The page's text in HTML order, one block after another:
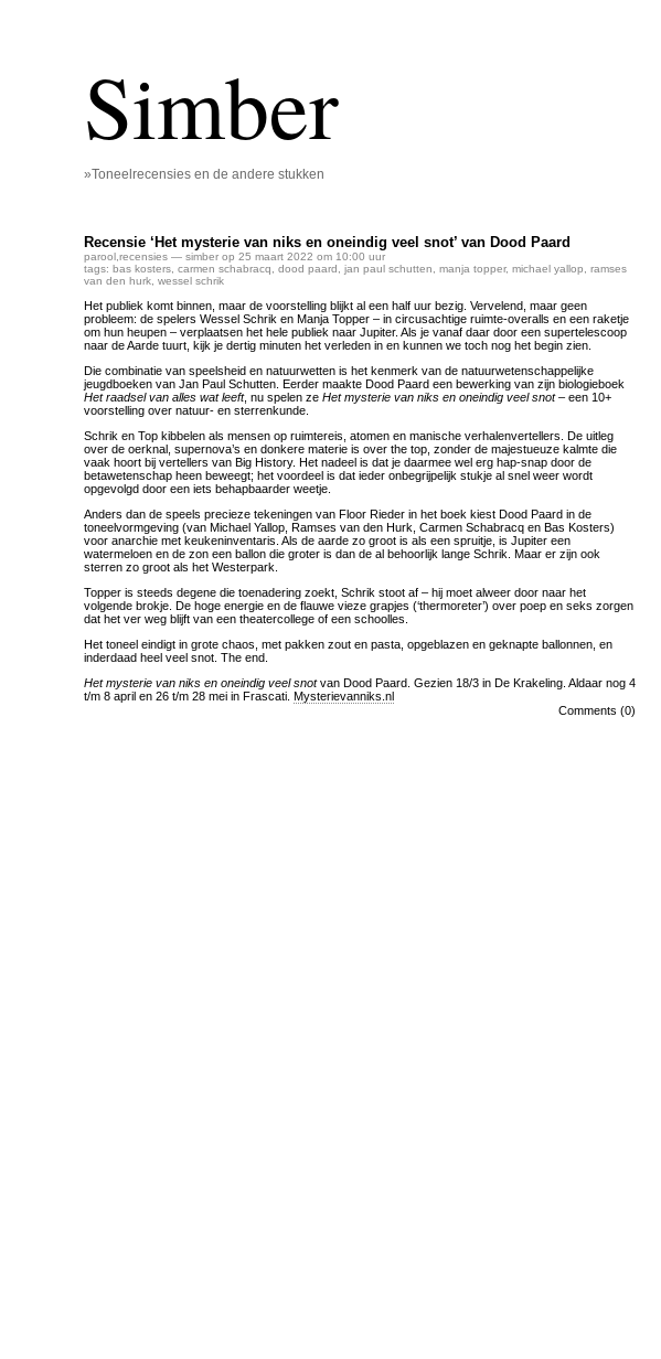
Simber
»Toneelrecensies en de andere stukken
Recensie ‘Het mysterie van niks en oneindig veel snot’ van Dood Paard
parool recensies — simber op 25 maart 2022 om 10:00 uur
tags: bas kosters carmen schabracq dood paard jan paul schutten manja topper, michael yallop
ramses
van den hurk wessel schrik
Het publiek komt binnen, maar de voorstelling blijkt al een half uur bezig. Vervelend, maar geen
probleem: de spelers Wessel Schrik en Manja Topper – in circusachtige ruimte-overalls en een raketje
om hun heupen – verplaatsen het hele publiek naar Jupiter. Als je vanaf daar door een supertelescoop
naar de Aarde tuurt, kijk je dertig minuten het verleden in en kunnen we toch nog het begin zien.
Die combinatie van speelsheid en natuurwetten is het kenmerk van de natuurwetenschappelijke
jeugdboeken van Jan Paul Schutten. Eerder maakte Dood Paard een bewerking van zijn biologieboek
Het raadsel van alles wat leeft, nu spelen ze Het mysterie van niks en oneindig veel snot– een 10+
voorstelling over natuur- en sterrenkunde.
Schrik en Top kibbelen als mensen op ruimtereis, atomen en manische verhalenvertellers. De uitleg
over de oerknal, supernova’s en donkere materie is over the top, zonder de majestueuze kalmte die
vaak hoort bij vertellers van Big History. Het nadeel is dat je daarmee wel erg hap-snap door de
betawetenschap heen beweegt; het voordeel is dat ieder onbegrijpelijk stukje al snel weer wordt
opgevolgd door een iets behapbaarder weetje.
Anders dan de speels precieze tekeningen van Floor Rieder in het boek kiest Dood Paard in de
toneelvormgeving (van Michael Yallop, Ramses van den Hurk, Carmen Schabracq en Bas Kosters)
voor anarchie met keukeninventaris. Als de aarde zo groot is als een spruitje, is Jupiter een
watermeloen en de zon een ballon die groter is dan de al behoorlijk lange Schrik. Maar er zijn ook
sterren zo groot als het Westerpark.
Topper is steeds degene die toenadering zoekt, Schrik stoot af – hij moet alweer door naar het
volgende brokje. De hoge energie en de flauwe vieze grapjes (‘thermoreter’) over poep en seks zorgen
dat het ver weg blijft van een theatercollege of een schoolles.
Het toneel eindigt in grote chaos, met pakken zout en pasta, opgeblazen en geknapte ballonnen, en
inderdaad heel veel snot. The end.
Het mysterie van niks en oneindig veel snotvan Dood Paard. Gezien 18/3 in De Krakeling. Aldaar nog 4
t/m 8 april en 26 t/m 28 mei in Frascati. Mysterievanniks.nl
Comments (0)